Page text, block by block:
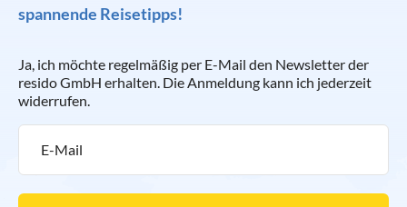
spannende Reisetipps!
Ja, ich möchte regelmäßig per E-Mail den Newsletter der
resido GmbH erhalten. Die Anmeldung kann ich jederzeit
widerrufen.